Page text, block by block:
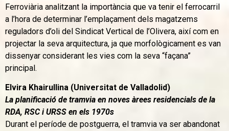
Ferroviària analitzant la importància que va tenir el ferrocarril
a l’hora de determinar l’emplaçament dels magatzems
reguladors d’oli del Sindicat Vertical de l’Olivera, així com en
projectar la seva arquitectura, ja que morfològicament es van
dissenyar considerant les vies com la seva “façana”
principal.
Elvira Khairullina (Universitat de Valladolid)
La planificació de tramvia en noves àrees residencials de la
RDA, RSC i URSS en els 1970s
Durant el període de postguerra, el tramvia va ser abandonat